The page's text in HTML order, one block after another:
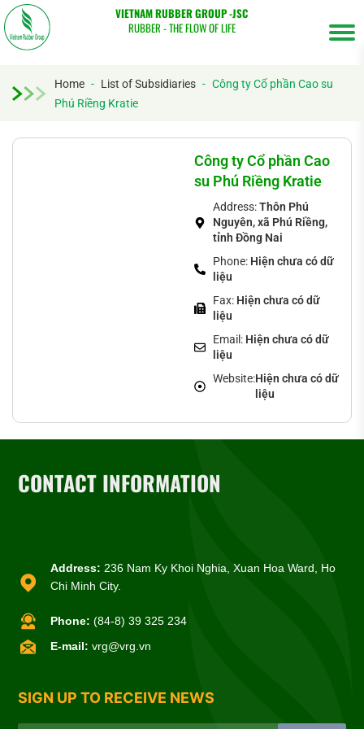
VIETNAM RUBBER GROUP -JSC
RUBBER - THE FLOW OF LIFE
Home - List of Subsidiaries - Công ty Cổ phần Cao su
Phú Riềng Kratie
Công ty Cổ phần Cao
su Phú Riềng Kratie
Address:Thôn Phú
Nguyên, xã Phú Riềng,
tỉnh Đồng Nai
Phone: Hiện chưa có dữ
liệu
Fax: Hiện chưa có dữ
liệu
Email: Hiện chưa có dữ
liệu
Website:Hiện chưa có dữ
liệu
CONTACT INFORMATION
Address: 236 Nam Ky Khoi Nghia, Xuan Hoa Ward, Ho
Chi Minh City.
Phone: (84-8) 39 325 234
E-mail: vrg@vrg.vn
SIGN UP TO RECEIVE NEWS